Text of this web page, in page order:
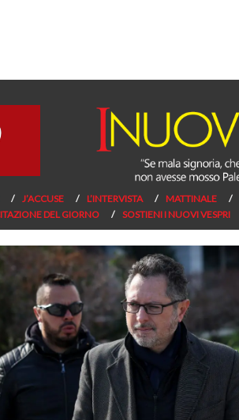
J’ACCUSE L’INTERVISTA MATTINALE
DEL GIORNO SOSTIENI I NUOVI VESPRI